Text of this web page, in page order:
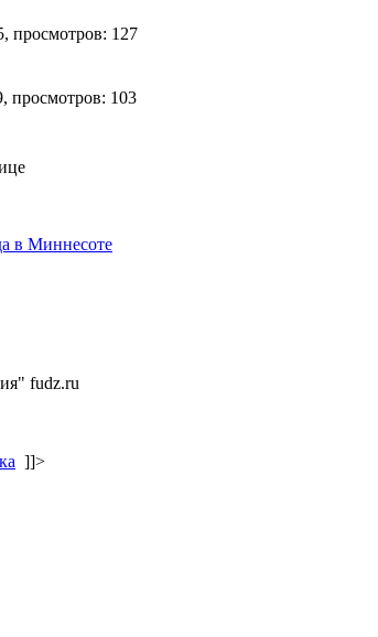
просмотров: 127
просмотров: 103
в Миннесоте
fudz.ru
]]>